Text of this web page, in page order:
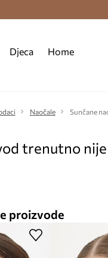
Djeca Home
Naočale Sunčane
trenutno
proizvode